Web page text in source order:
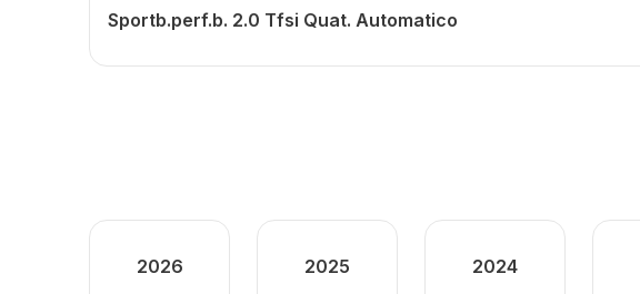
Sportb.perf.b. 2.0 Tfsi Quat. Automatico
2026 2025 2024